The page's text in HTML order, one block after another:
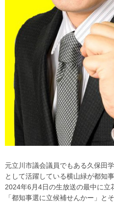
元立川市議会議員でもある久保田
として活躍している横山緑が都知
2024年6月4日の生放送の最中に立
「都知事選に立候補せんかー」と